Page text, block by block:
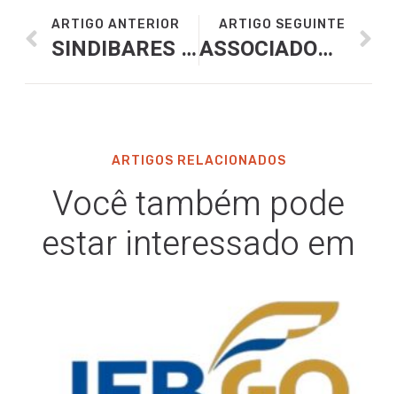
ARTIGO ANTERIOR
SINDIBARES REALIZA REUNIÃO PARA APRESENTAR NOVA CONVENÇÃO COLETIVA
ARTIGO SEGUINTE
ASSOCIADOS ABRASEL-GO E SINDIBARES PARTICIPAM DA FISPAL
ARTIGOS RELACIONADOS
Você também pode
estar interessado em